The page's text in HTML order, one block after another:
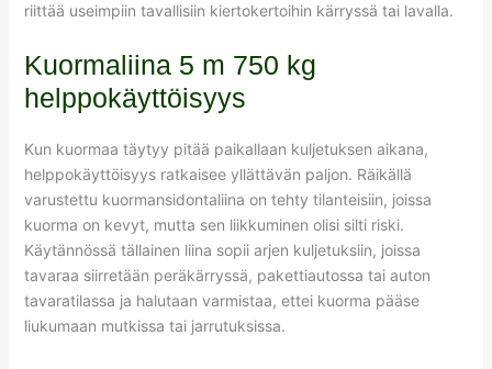
riittää useimpiin tavallisiin kiertokertoihin kärryssä tai lavalla.
Kuormaliina 5 m 750 kg
helppokäyttöisyys
Kun kuormaa täytyy pitää paikallaan kuljetuksen aikana,
helppokäyttöisyys ratkaisee yllättävän paljon. Räikällä
varustettu kuormansidontaliina on tehty tilanteisiin, joissa
kuorma on kevyt, mutta sen liikkuminen olisi silti riski.
Käytännössä tällainen liina sopii arjen kuljetuksiin, joissa
tavaraa siirretään peräkärryssä, pakettiautossa tai auton
tavaratilassa ja halutaan varmistaa, ettei kuorma pääse
liukumaan mutkissa tai jarrutuksissa.